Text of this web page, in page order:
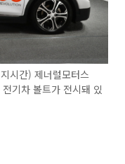
시간) 제너럴모터스
기차 볼트가 전시돼 있